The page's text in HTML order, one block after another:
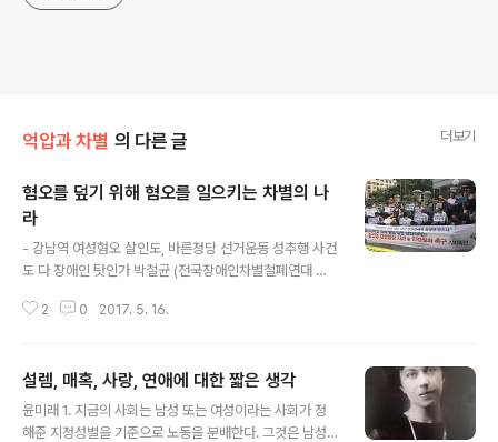
억압과 차별 의 다른 글 더보기
혐오를 덮기 위해 혐오를 일으키는 차별의 나
라
- 강남역 여성혐오 살인도, 바른정당 선거운동 성추행 사건
도 다 장애인 탓인가 박철균 (전국장애인차별철폐연대 선
건이 일어난 지 벌써 1년이 되었다. 이 사건이 아직도 의미
다”며 희생된 여성을 추모함과 동시에 소위 ‘여성 혐오’로
가득한 사회를 바꿔야 한다고 목소리를 높이고 행동에 나
섰기 때문이다. 학교, 직장 혹은 일상에서 마주치는 성폭력
2 0 2017. 5. 16.
설렘, 매혹, 사랑, 연애에 대한 짧은 생각
윤미래 1. 지금의 사회는 남성 또는 여성이라는 사회가 정
해준 지정성별을 기준으로 노동을 분배한다. 그것은 남성